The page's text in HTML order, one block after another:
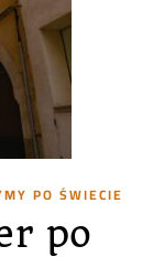
PO ŚWIECIE
po